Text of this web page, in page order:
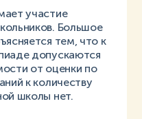
участие
Большое
тем, что к
допускаются
от оценки по
к количеству
школы нет.